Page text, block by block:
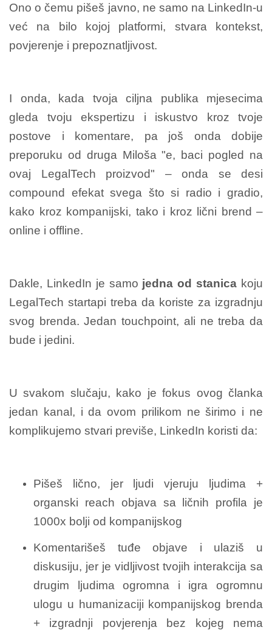
Ono o čemu pišeš javno, ne samo na LinkedIn-u
već na bilo kojoj platformi, stvara kontekst,
povjerenje i prepoznatljivost.
I onda, kada tvoja ciljna publika mjesecima
gleda tvoju ekspertizu i iskustvo kroz tvoje
postove i komentare, pa još onda dobije
preporuku od druga Miloša "e, baci pogled na
ovaj LegalTech proizvod" – onda se desi
compound efekat svega što si radio i gradio,
kako kroz kompanijski, tako i kroz lični brend –
online i offline.
Dakle, LinkedIn je samo jedna od stanica koju
LegalTech startapi treba da koriste za izgradnju
svog brenda. Jedan touchpoint, ali ne treba da
bude i jedini.
U svakom slučaju, kako je fokus ovog članka
jedan kanal, i da ovom prilikom ne širimo i ne
komplikujemo stvari previše, LinkedIn koristi da:
Pišeš lično, jer ljudi vjeruju ljudima +
organski reach objava sa ličnih profila je
1000x bolji od kompanijskog
Komentarišeš tuđe objave i ulaziš u
diskusiju, jer je vidljivost tvojih interakcija sa
drugim ljudima ogromna i igra ogromnu
ulogu u humanizaciji kompanijskog brenda
+ izgradnji povjerenja bez kojeg nema